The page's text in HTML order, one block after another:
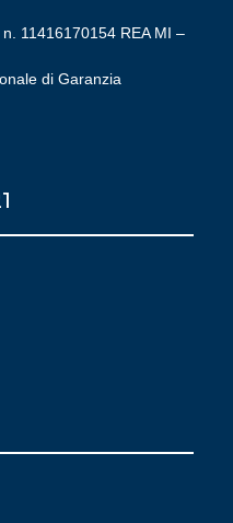
11416170154 REA MI –
di Garanzia